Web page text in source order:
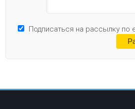
Подписаться на рассылку по